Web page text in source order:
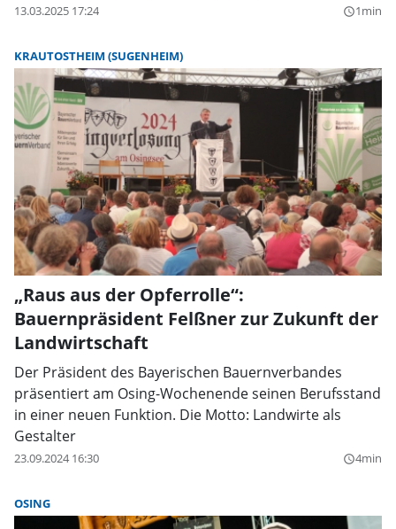
13.03.2025 17:24 query_builder1min
KRAUTOSTHEIM (SUGENHEIM)
„Raus aus der Opferrolle“:
Bauernpräsident Felßner zur Zukunft der
Landwirtschaft
Der Präsident des Bayerischen Bauernverbandes
präsentiert am Osing-Wochenende seinen Berufsstand
in einer neuen Funktion. Die Motto: Landwirte als
Gestalter
23.09.2024 16:30 query_builder4min
OSING